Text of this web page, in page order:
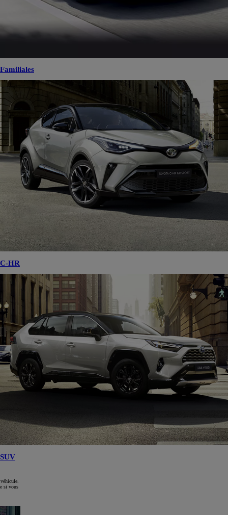
Familiales
C-HR
SUV
si vous